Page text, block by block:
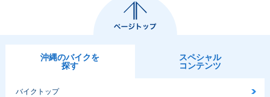
沖縄のバイクを
探す
スペシャル
コンテンツ
バイクトップ